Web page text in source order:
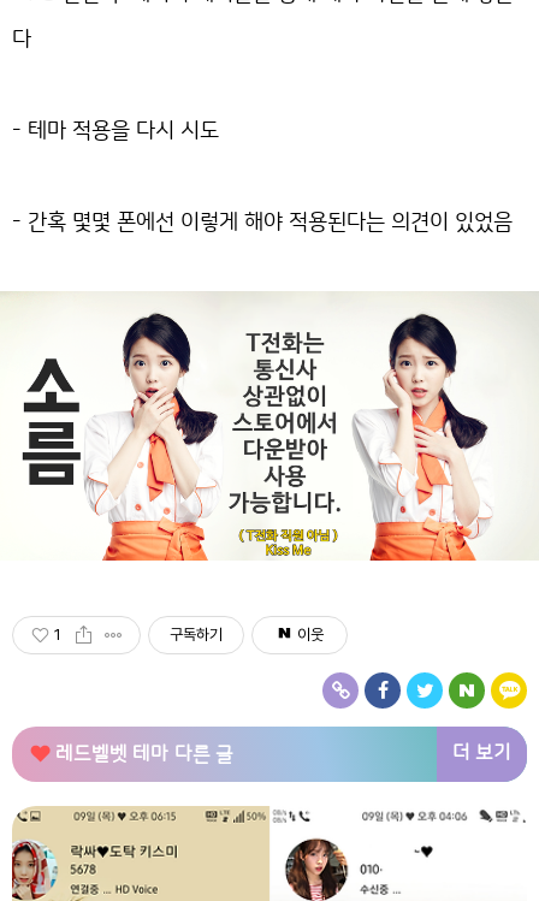
다
- 테마 적용을 다시 시도
- 간혹 몇몇 폰에선 이렇게 해야 적용된다는 의견이 있었음
1 구독하기 이웃
레드벨벳 테마 다른 글 더 보기